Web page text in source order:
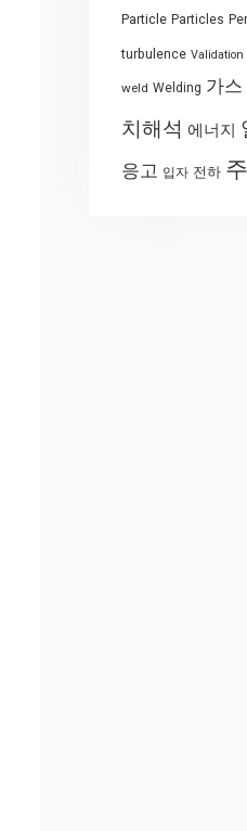
Particle Particles
turbulence Validation
weld Welding 가스
치해석 에너지
응고 입자 전하